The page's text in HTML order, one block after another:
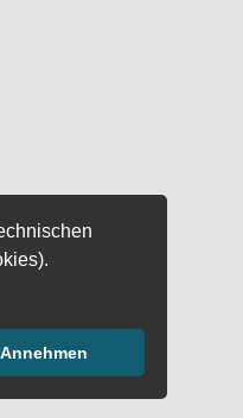
Annehmen